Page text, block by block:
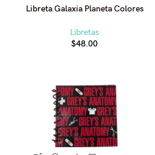
Libreta Galaxia Planeta Colores
Libretas
$48.00